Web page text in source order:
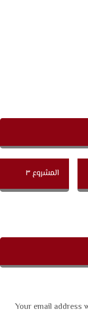
المشروع ٣
Your email address